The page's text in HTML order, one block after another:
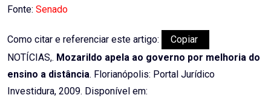
Fonte: Senado
Como citar e referenciar este artigo:
Copiar
NOTÍCIAS,. Mozarildo apela ao governo por melhoria do
ensino a distância. Florianópolis: Portal Jurídico
Investidura, 2009. Disponível em: